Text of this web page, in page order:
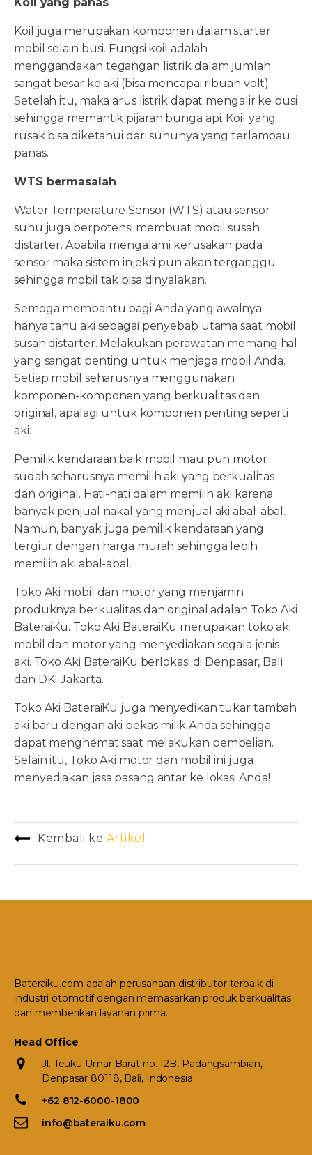
Koil juga merupakan komponen dalam starter
mobil selain busi. Fungsi koil adalah
menggandakan tegangan listrik dalam jumlah
sangat besar ke aki (bisa mencapai ribuan volt).
Setelah itu, maka arus listrik dapat mengalir ke busi
sehingga memantik pijaran bunga api. Koil yang
rusak bisa diketahui dari suhunya yang terlampau
panas.
WTS bermasalah
Water Temperature Sensor (WTS) atau sensor
suhu juga berpotensi membuat mobil susah
distarter. Apabila mengalami kerusakan pada
sensor maka sistem injeksi pun akan terganggu
sehingga mobil tak bisa dinyalakan.
Semoga membantu bagi Anda yang awalnya
hanya tahu aki sebagai penyebab utama saat mobil
susah distarter. Melakukan perawatan memang hal
yang sangat penting untuk menjaga mobil Anda.
Setiap mobil seharusnya menggunakan
komponen-komponen yang berkualitas dan
original, apalagi untuk komponen penting seperti
aki.
Pemilik kendaraan baik mobil mau pun motor
sudah seharusnya memilih aki yang berkualitas
dan original. Hati-hati dalam memilih aki karena
banyak penjual nakal yang menjual aki abal-abal.
Namun, banyak juga pemilik kendaraan yang
tergiur dengan harga murah sehingga lebih
memilih aki abal-abal.
Toko Aki mobil dan motor yang menjamin
produknya berkualitas dan original adalah Toko Aki
BateraiKu. Toko Aki BateraiKu merupakan toko aki
mobil dan motor yang menyediakan segala jenis
aki. Toko Aki BateraiKu berlokasi di Denpasar, Bali
dan DKI Jakarta.
Toko Aki BateraiKu juga menyedikan tukar tambah
aki baru dengan aki bekas milik Anda sehingga
dapat menghemat saat melakukan pembelian.
Selain itu, Toko Aki motor dan mobil ini juga
menyediakan jasa pasang antar ke lokasi Anda!
Kembali ke Artikel
Bateraiku.com adalah perusahaan distributor terbaik di
industri otomotif dengan memasarkan produk berkualitas
dan memberikan layanan prima.
Head Office
Jl. Teuku Umar Barat no. 12B, Padangsambian,
Denpasar 80118, Bali, Indonesia
+62 812-6000-1800
info@bateraiku.com